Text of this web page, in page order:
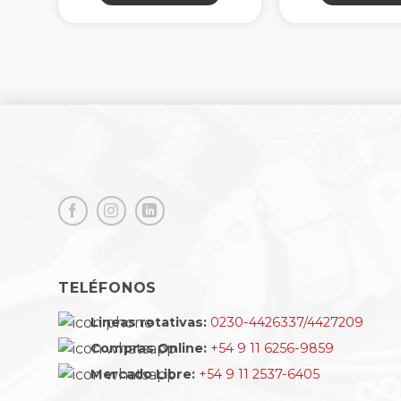
TELÉFONOS
Lineas rotativas: 0230-4426337/4427209
Compras Online: +54 9 11 6256-9859
Mercado Libre: +54 9 11 2537-6405